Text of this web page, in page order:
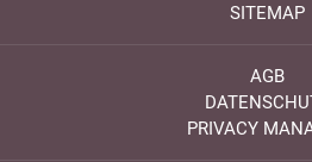
SITEMAP
AGB
PRIVACY